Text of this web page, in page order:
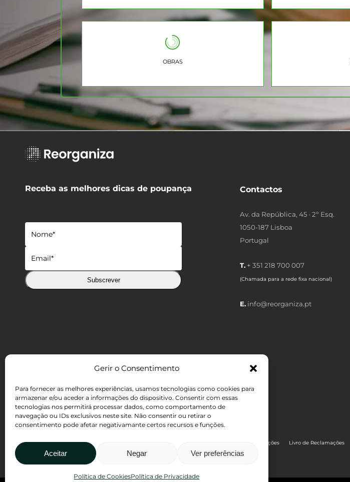
Gerir o Consentimento
Para fornecer as melhores experiências, usamos tecnologias como cookies para
armazenar e/ou aceder a informações do dispositivo. Consentir com essas
tecnologias nos permitirá processar dados, como comportamento de
navegação ou IDs exclusivos neste site. Não consentir ou retirar o
consentimento pode afetar negativamante certos recursos e funções.
Aceitar Negar Ver preferências
Política de CookiesPolítica de Privacidade
OBRAS
Receba as melhores dicas de poupança
Subscrever
Contactos
Av. da República, 45 · 2º Esq.
1050-187 Lisboa
Portugal
T. + 351 218 700 007
(Chamada para a rede fixa nacional)
E. info@reorganiza.pt
Intermediários de Crédito Termos e Condições Livro de Reclamações
Dever de Informação